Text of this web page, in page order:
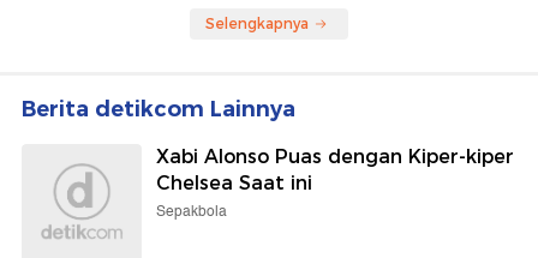
Selengkapnya
Berita detikcom Lainnya
Xabi Alonso Puas dengan Kiper-kiper
Chelsea Saat ini
Sepakbola